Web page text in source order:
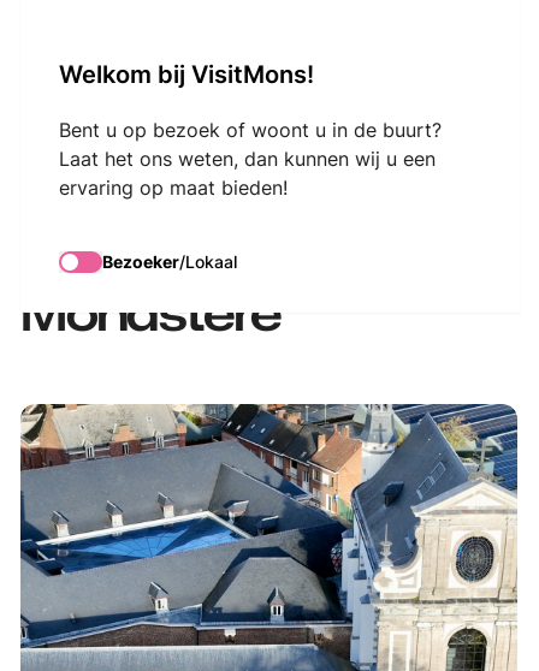
Welkom bij VisitMons!
Bent u op bezoek of woont u in de buurt?
Laat het ons weten, dan kunnen wij u een
ervaring op maat bieden!
Bezoeker/Lokaal
Visite guidée :
L'Envers du
Monastère